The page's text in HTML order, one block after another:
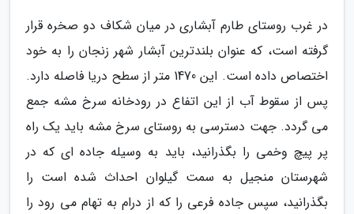
در غرب روستای طارم آبشاری در میان شکاف دو صخره قرار
گرفته است، که عنوان بلندترین آبشار شهر زنجان را به خود
اختصاص داده است. این 1470 متر از سطح دریا فاصله دارد.
پس از سقوط آب از این اتفاع در رودخانه سرخ مشه جمع
می گردد. جهت دسترسی به روستای سرخ مشه باید یک راه
پر پیچ وخمی را بگذرانید، باید به وسیله جاده ای که در
شهرستان منجیل به سمت گیلوان احداث شده است را
بگذرانید، سپس جاده فرعی را که از درام به تهام می رود را